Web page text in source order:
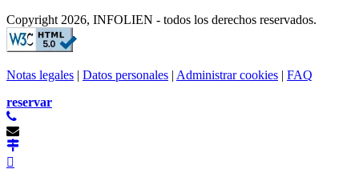
Copyright 2026, INFOLIEN - todos los derechos reservados.
Notas legales | Datos personales | Administrar cookies | FAQ
reservar